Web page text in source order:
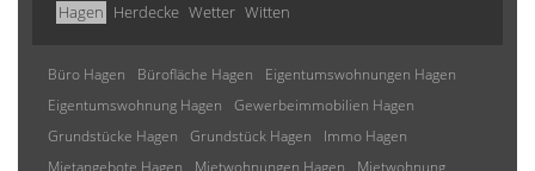
Hagen Herdecke Wetter Witten
Büro Hagen Bürofläche Hagen
Eigentumswohnungen Hagen
Eigentumswohnung Hagen
Gewerbeimmobilien Hagen
Grundstücke Hagen
Grundstück Hagen
Immo Hagen
Mietangebote Hagen
Mietwohnungen Hagen
Mietwohnung